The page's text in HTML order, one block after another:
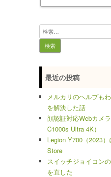
検
索:
最近の投稿
メルカリのヘルプも
を解決した話
顔認証対応Webカメ
C1000s Ultra 4K）
Legion Y700（2023
Store
スイッチジョイコン
を直した